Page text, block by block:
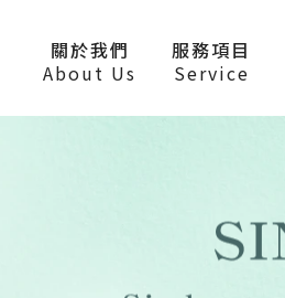
關於我們
About Us
服務項目
Service